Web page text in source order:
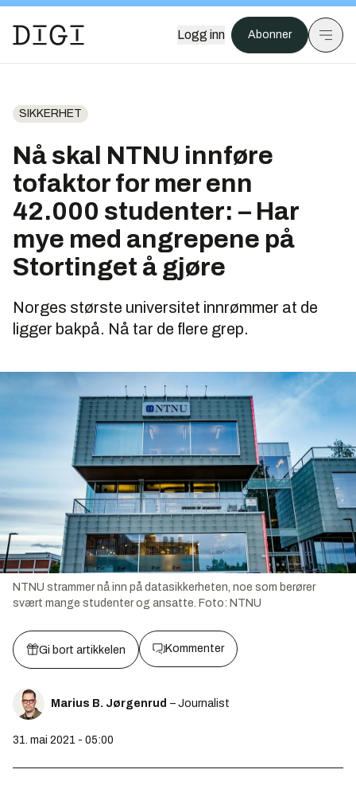
Logg inn Abonner
SIKKERHET
Nå skal NTNU innføre
tofaktor for mer enn
42.000 studenter: – Har
mye med angrepene på
Stortinget å gjøre
Norges største universitet innrømmer at de
ligger bakpå. Nå tar de flere grep.
NTNU strammer nå inn på datasikkerheten, noe som berører
svært mange studenter og ansatte. Foto: NTNU
Gi bort artikkelen Kommenter
Marius B. Jørgenrud – Journalist
31. mai 2021 - 05:00